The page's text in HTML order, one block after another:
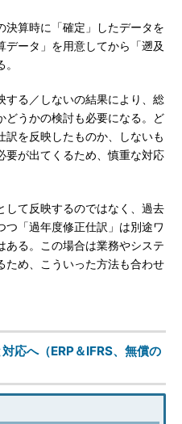
算時に「確定」したデータを
ータ」を用意してから「遡及
る／しないの結果により、総
どうかの検討も必要になる。ど
を反映したものか、しないも
要が出てくるため、慎重な対応
て反映するのではなく、過去
「過年度修正仕訳」は別途ワ
ある。この場合は業務やシステ
ため、こういった方法も合わせ
応へ（ERP＆IFRS、無償の